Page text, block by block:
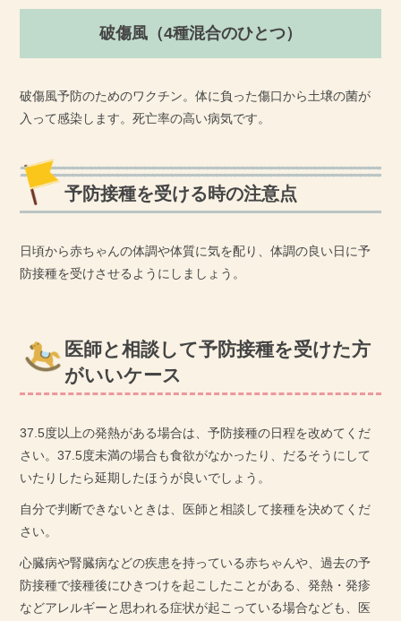
破傷風（4種混合のひとつ）
破傷風予防のためのワクチン。体に負った傷口から土壌の菌が
入って感染します。死亡率の高い病気です。
予防接種を受ける時の注意点
日頃から赤ちゃんの体調や体質に気を配り、体調の良い日に予
防接種を受けさせるようにしましょう。
医師と相談して予防接種を受けた方
がいいケース
37.5度以上の発熱がある場合は、予防接種の日程を改めてくだ
さい。37.5度未満の場合も食欲がなかったり、だるそうにして
いたりしたら延期したほうが良いでしょう。
自分で判断できないときは、医師と相談して接種を決めてくだ
さい。
心臓病や腎臓病などの疾患を持っている赤ちゃんや、過去の予
防接種で接種後にひきつけを起こしたことがある、発熱・発疹
などアレルギーと思われる症状が起こっている場合なども、医